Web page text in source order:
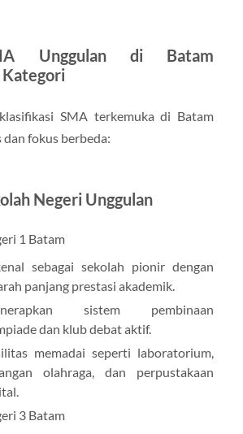
Unggulan di Batam
Kategori
SMA terkemuka di Batam
fokus berbeda:
Negeri Unggulan
1 Batam
sebagai sekolah pionir dengan
panjang prestasi akademik.
sistem pembinaan
dan klub debat aktif.
memadai seperti laboratorium,
olahraga, dan perpustakaan
3 Batam